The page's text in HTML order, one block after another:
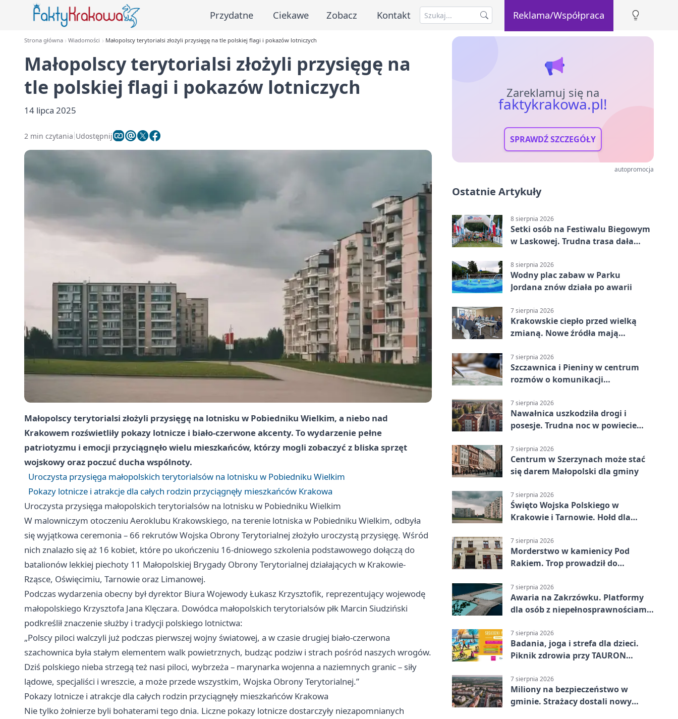
Przydatne Ciekawe Zobacz Kontakt Reklama/Współpraca
Strona główna Wiadomości Małopolscy terytorialsi złożyli przysięgę na tle polskiej flagi i pokazów lotniczych
Małopolscy terytorialsi złożyli przysięgę na
tle polskiej flagi i pokazów lotniczych
14 lipca 2025
2 min czytania Udostępnij
Małopolscy terytorialsi złożyli przysięgę na lotnisku w Pobiedniku Wielkim, a niebo nad
Krakowem rozświetliły pokazy lotnicze i biało-czerwone akcenty. To wydarzenie pełne
patriotyzmu i emocji przyciągnęło wielu mieszkańców, którzy mogli zobaczyć z bliska sprzęt
wojskowy oraz poczuć ducha wspólnoty.
Uroczysta przysięga małopolskich terytorialsów na lotnisku w Pobiedniku Wielkim
Pokazy lotnicze i atrakcje dla całych rodzin przyciągnęły mieszkańców Krakowa
Uroczysta przysięga małopolskich terytorialsów na lotnisku w Pobiedniku Wielkim
W malowniczym otoczeniu Aeroklubu Krakowskiego, na terenie lotniska w Pobiedniku Wielkim, odbyła
się wyjątkowa ceremonia – 66 rekrutów Wojska Obrony Terytorialnej złożyło uroczystą przysięgę. Wśród
nich znalazło się aż 16 kobiet, które po ukończeniu 16-dniowego szkolenia podstawowego dołączą do
batalionów lekkiej piechoty 11 Małopolskiej Brygady Obrony Terytorialnej działających w Krakowie-
Rząsce, Oświęcimiu, Tarnowie oraz Limanowej.
Podczas wydarzenia obecny był dyrektor Biura Wojewody Łukasz Krzysztofik, reprezentujący wojewodę
małopolskiego Krzysztofa Jana Klęczara. Dowódca małopolskich terytorialsów płk Marcin Siudziński
podkreślił znaczenie służby i tradycji polskiego lotnictwa:
„Polscy piloci walczyli już podczas pierwszej wojny światowej, a w czasie drugiej biało-czerwona
szachownica była stałym elementem walk powietrznych, budząc podziw i strach pośród naszych wrogów.
Dziś polskiego nieba strzegą też nasi piloci, wybrzeża – marynarka wojenna a naziemnych granic – siły
lądowe, specjaliści i wreszcie, a może przede wszystkim, Wojska Obrony Terytorialnej.”
Pokazy lotnicze i atrakcje dla całych rodzin przyciągnęły mieszkańców Krakowa
Nie tylko żołnierze byli bohaterami tego dnia. Liczne pokazy lotnicze dostarczyły niezapomnianych
Zareklamuj się na
faktykrakowa.pl!
SPRAWDŹ SZCZEGÓŁY
autopromocja
Ostatnie Artykuły
8 sierpnia 2026
Setki osób na Festiwalu Biegowym
w Laskowej. Trudna trasa dała
8 sierpnia 2026
Wodny plac zabaw w Parku
Jordana znów działa po awarii
7 sierpnia 2026
Krakowskie ciepło przed wielką
zmianą. Nowe źródła mają
7 sierpnia 2026
Szczawnica i Pieniny w centrum
rozmów o komunikacji
7 sierpnia 2026
Nawałnica uszkodziła drogi i
posesje. Trudna noc w powiecie
7 sierpnia 2026
Centrum w Szerzynach może stać
się darem Małopolski dla gminy
7 sierpnia 2026
Święto Wojska Polskiego w
Krakowie i Tarnowie. Hołd dla
7 sierpnia 2026
Morderstwo w kamienicy Pod
Rakiem. Trop prowadził do
7 sierpnia 2026
Awaria na Zakrzówku. Platformy
dla osób z niepełnosprawnościami
7 sierpnia 2026
Badania, joga i strefa dla dzieci.
Piknik zdrowia przy TAURON
7 sierpnia 2026
Miliony na bezpieczeństwo w
gminie. Strażacy dostali nowy